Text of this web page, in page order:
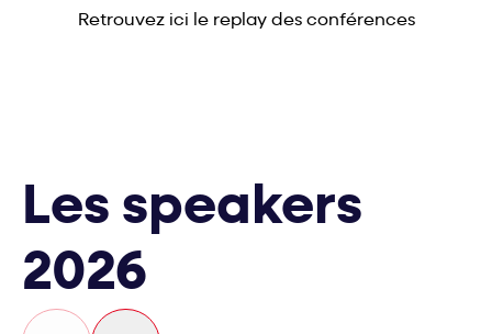
Retrouvez ici le replay des conférences
Les speakers
2026